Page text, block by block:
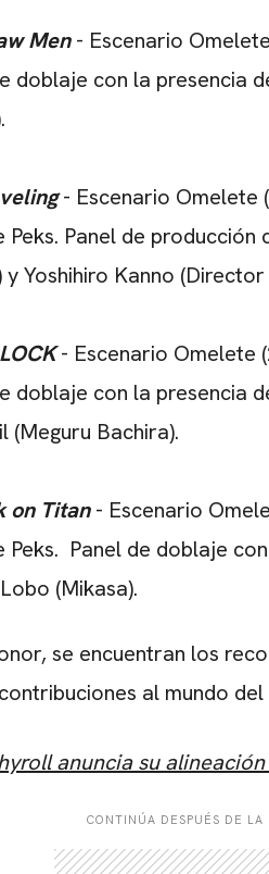
Men - Escenario
doblaje con la presencia
- Escenario Omelete
Peks. Panel de
Yoshihiro Kanno
- Escenario Omelete
doblaje con la presencia
(Meguru Bachira).
on Titan - Escenario
Peks. Panel de doblaje
(Mikasa).
se encuentran los
al mundo
anuncia su
CONTINÚA DESPUÉS DE LA